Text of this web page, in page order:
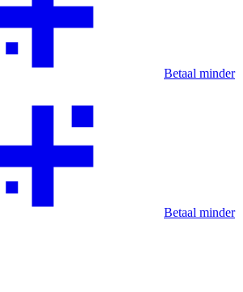
Betaal minder
Betaal minder